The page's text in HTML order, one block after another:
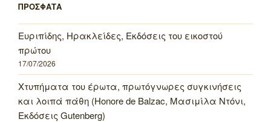
ΠΡΟΣΦΑΤΑ
Ευριπίδης, Ηρακλείδες, Εκδόσεις του εικοστού
πρώτου
17/07/2026
Χτυπήματα του έρωτα, πρωτόγνωρες συγκινήσεις
και λοιπά πάθη (Honore de Balzac, Μασιμίλα Ντόνι,
Εκδόσεις Gutenberg)